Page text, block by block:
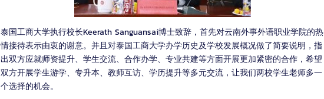
泰国工商大学执行校长Keerath Sanguansai博士致辞，首先对云南外事外语职业学院的热
情接待表示由衷的谢意。并且对泰国工商大学办学历史及学校发展概况做了简要说明，指
出双方应就师资提升、学生交流、合作办学、专业共建等方面开展更加紧密的合作，希望
双方开展学生游学、专升本、教师互访、学历提升等多元交流，让我们两校学生老师多一
个选择的机会。